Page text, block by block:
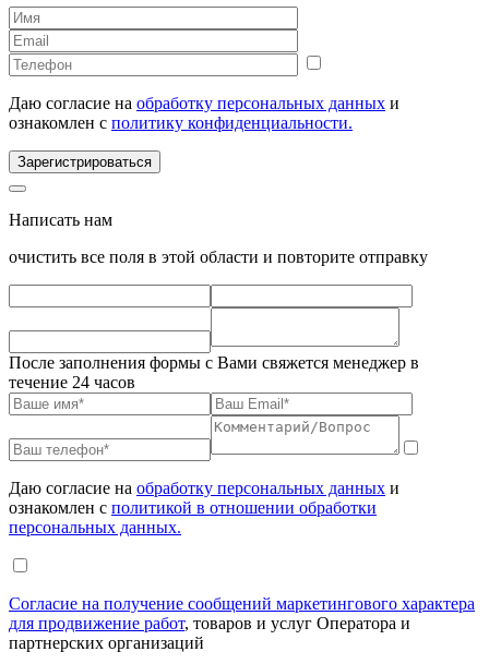
Даю согласие на обработку персональных данных и
ознакомлен с политику конфиденциальности.
Зарегистрироваться
Написать нам
очистить все поля в этой области и повторите отправку
После заполнения формы с Вами свяжется менеджер в
течение 24 часов
Даю согласие на обработку персональных данных и
ознакомлен с политикой в отношении обработки
персональных данных.
Согласие на получение сообщений маркетингового характера
для продвижение работ, товаров и услуг Оператора и
партнерских организаций